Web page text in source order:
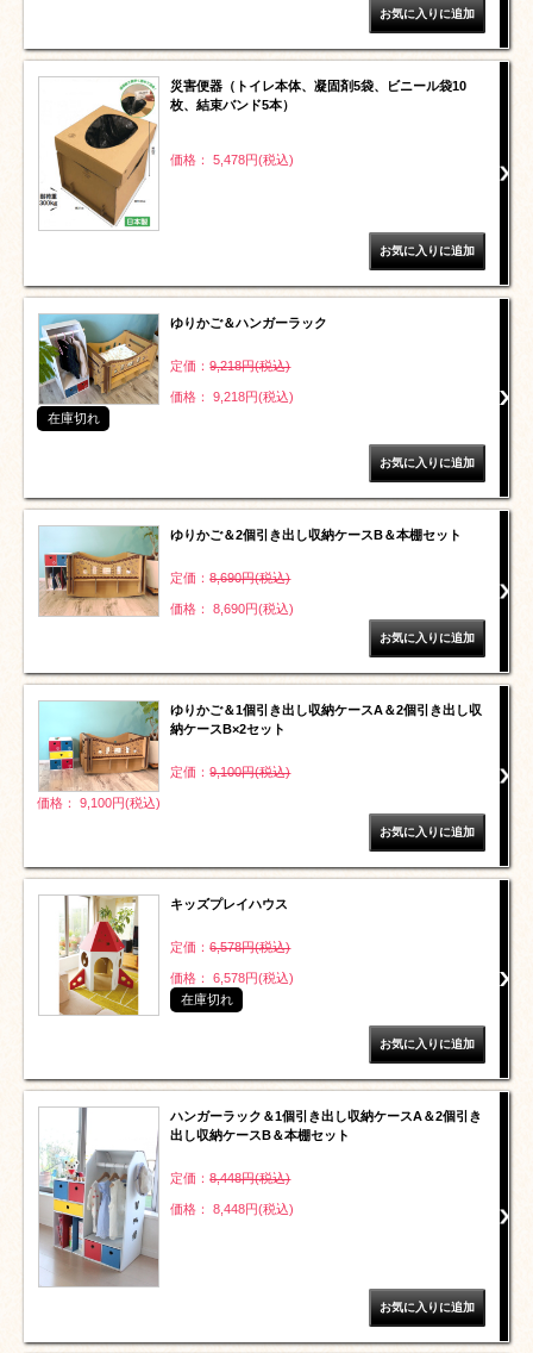
災害便器（トイレ本体、凝固剤5袋、ビニール袋10
枚、結束バンド5本）
価格： 5,478円(税込)
ゆりかご＆ハンガーラック
定価：9,218円(税込)
価格： 9,218円(税込)
在庫切れ
ゆりかご＆2個引き出し収納ケースB＆本棚セット
定価：8,690円(税込)
価格： 8,690円(税込)
ゆりかご＆1個引き出し収納ケースA＆2個引き出し収
納ケースB×2セット
定価：9,100円(税込)
価格： 9,100円(税込)
キッズプレイハウス
定価：6,578円(税込)
価格： 6,578円(税込)
在庫切れ
ハンガーラック＆1個引き出し収納ケースA＆2個引き
出し収納ケースB＆本棚セット
定価：8,448円(税込)
価格： 8,448円(税込)